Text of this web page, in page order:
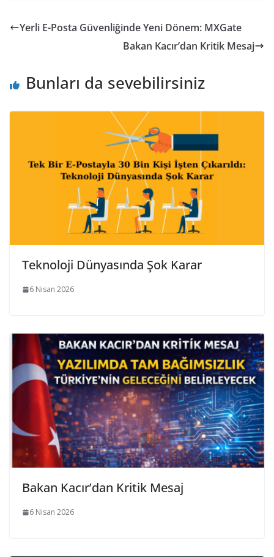
Yerli E-Posta Güvenliğinde Yeni Dönem: MXGate
Bakan Kacır’dan Kritik Mesaj
Bunları da sevebilirsiniz
Teknoloji Dünyasında Şok Karar
6 Nisan 2026
Bakan Kacır’dan Kritik Mesaj
6 Nisan 2026